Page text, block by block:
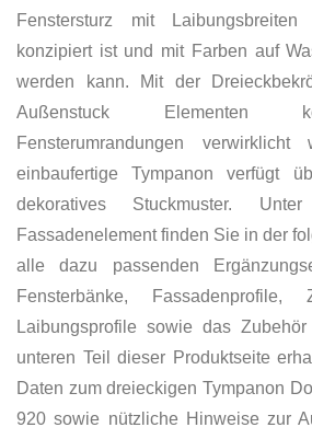
Fenstersturz mit
konzipiert ist und mit Farben auf
werden kann. Mit der
Außenstuck Elementen
Fensterumrandungen
einbaufertige Tympanon verfügt
dekoratives Stuckmuster.
Fassadenelement finden Sie in der
alle dazu passenden
Fensterbänke, Fassadenprofile,
Laibungsprofile sowie das
unteren Teil dieser Produktseite
Daten zum dreieckigen Tympanon
920 sowie nützliche Hinweise zur